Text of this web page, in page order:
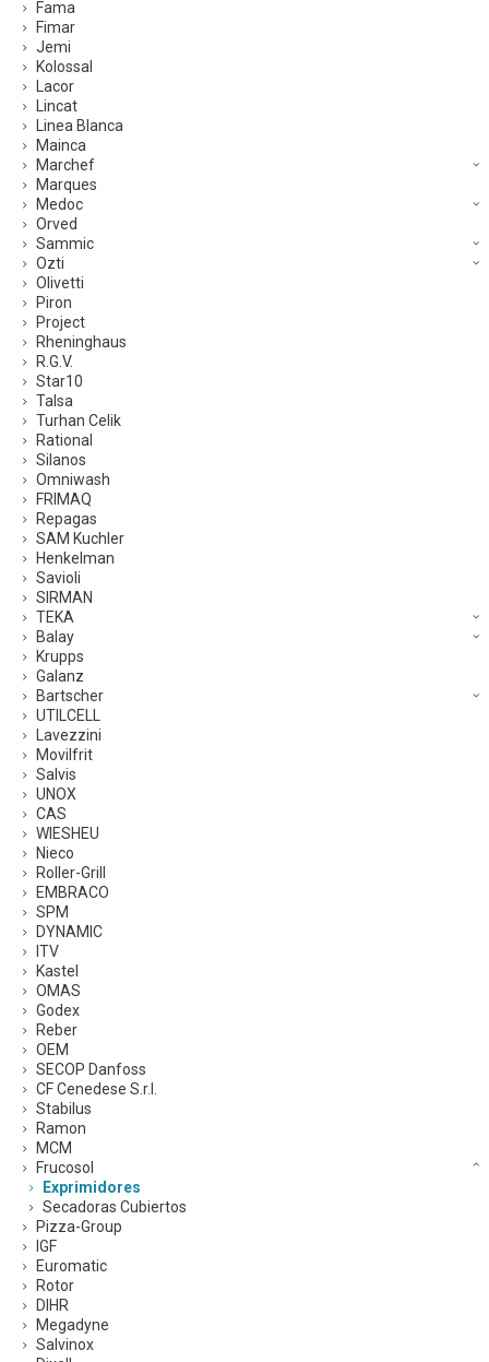
Fama
Fimar
Jemi
Kolossal
Lacor
Lincat
Linea Blanca
Mainca
Marchef
Marques
Medoc
Orved
Sammic
Ozti
Olivetti
Piron
Project
Rheninghaus
R.G.V.
Star10
Talsa
Turhan Celik
Rational
Silanos
Omniwash
FRIMAQ
Repagas
SAM Kuchler
Henkelman
Savioli
SIRMAN
TEKA
Balay
Krupps
Galanz
Bartscher
UTILCELL
Lavezzini
Movilfrit
Salvis
UNOX
CAS
WIESHEU
Nieco
Roller-Grill
EMBRACO
SPM
DYNAMIC
ITV
Kastel
OMAS
Godex
Reber
OEM
SECOP Danfoss
CF Cenedese S.r.l.
Stabilus
Ramon
MCM
Frucosol
Exprimidores
Secadoras Cubiertos
Pizza-Group
IGF
Euromatic
Rotor
DIHR
Megadyne
Salvinox